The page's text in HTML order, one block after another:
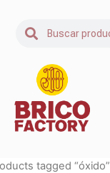
tagged “óxido”